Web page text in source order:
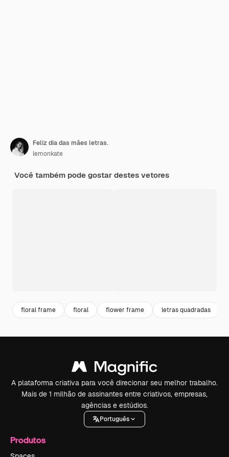
Feliz dia das mães letras.
lemonkate
Você também pode gostar destes vetores
floral frame floral flower frame letras quadradas
A plataforma criativa para você direcionar seu melhor trabalho.
Mais de 1 milhão de assinantes entre criativos, empresas,
agências e estúdios.
Português
Produtos